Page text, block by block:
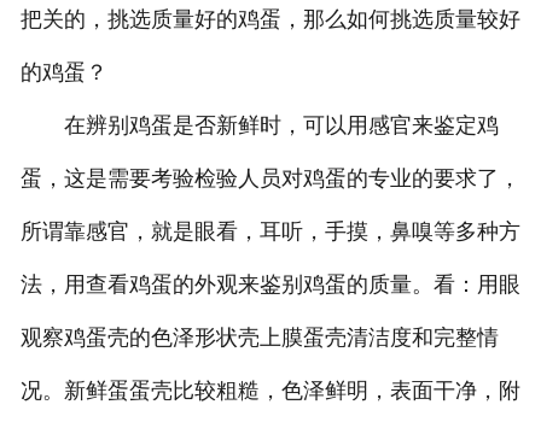
把关的，挑选质量好的鸡蛋，那么如何挑选质量较好
的鸡蛋？
在辨别鸡蛋是否新鲜时，可以用感官来鉴定鸡
蛋，这是需要考验检验人员对鸡蛋的专业的要求了，
所谓靠感官，就是眼看，耳听，手摸，鼻嗅等多种方
法，用查看鸡蛋的外观来鉴别鸡蛋的质量。看：用眼
观察鸡蛋壳的色泽形状壳上膜蛋壳清洁度和完整情
况。新鲜蛋蛋壳比较粗糙，色泽鲜明，表面干净，附